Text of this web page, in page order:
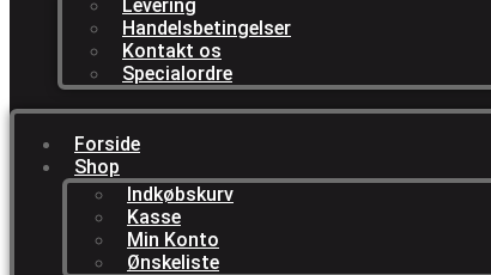
Levering
Handelsbetingelser
Kontakt os
Specialordre
Forside
Shop
Indkøbskurv
Kasse
Min Konto
Ønskeliste